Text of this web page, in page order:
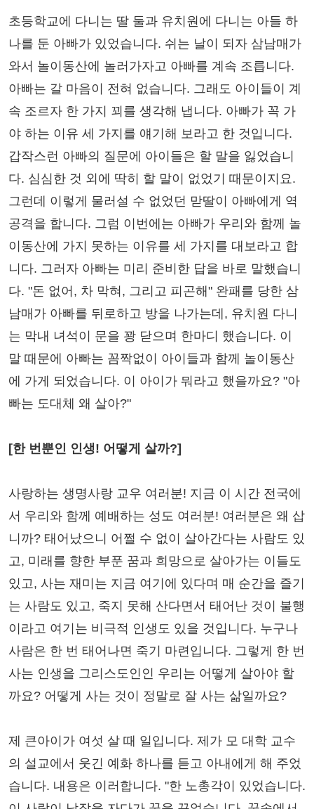
초등학교에 다니는 딸 둘과 유치원에 다니는 아들 하
나를 둔 아빠가 있었습니다. 쉬는 날이 되자 삼남매가
와서 놀이동산에 놀러가자고 아빠를 계속 조릅니다.
아빠는 갈 마음이 전혀 없습니다. 그래도 아이들이 계
속 조르자 한 가지 꾀를 생각해 냅니다. 아빠가 꼭 가
야 하는 이유 세 가지를 얘기해 보라고 한 것입니다.
갑작스런 아빠의 질문에 아이들은 할 말을 잃었습니
다. 심심한 것 외에 딱히 할 말이 없었기 때문이지요.
그런데 이렇게 물러설 수 없었던 맏딸이 아빠에게 역
공격을 합니다. 그럼 이번에는 아빠가 우리와 함께 놀
이동산에 가지 못하는 이유를 세 가지를 대보라고 합
니다. 그러자 아빠는 미리 준비한 답을 바로 말했습니
다. "돈 없어, 차 막혀, 그리고 피곤해" 완패를 당한 삼
남매가 아빠를 뒤로하고 방을 나가는데, 유치원 다니
는 막내 녀석이 문을 꽝 닫으며 한마디 했습니다. 이
말 때문에 아빠는 꼼짝없이 아이들과 함께 놀이동산
에 가게 되었습니다. 이 아이가 뭐라고 했을까요? "아
빠는 도대체 왜 살아?"
[한 번뿐인 인생! 어떻게 살까?]
사랑하는 생명사랑 교우 여러분! 지금 이 시간 전국에
서 우리와 함께 예배하는 성도 여러분! 여러분은 왜 삽
니까? 태어났으니 어쩔 수 없이 살아간다는 사람도 있
고, 미래를 향한 부푼 꿈과 희망으로 살아가는 이들도
있고, 사는 재미는 지금 여기에 있다며 매 순간을 즐기
는 사람도 있고, 죽지 못해 산다면서 태어난 것이 불행
이라고 여기는 비극적 인생도 있을 것입니다. 누구나
사람은 한 번 태어나면 죽기 마련입니다. 그렇게 한 번
사는 인생을 그리스도인인 우리는 어떻게 살아야 할
까요? 어떻게 사는 것이 정말로 잘 사는 삶일까요?
제 큰아이가 여섯 살 때 일입니다. 제가 모 대학 교수
의 설교에서 웃긴 예화 하나를 듣고 아내에게 해 주었
습니다. 내용은 이러합니다. "한 노총각이 있었습니다.